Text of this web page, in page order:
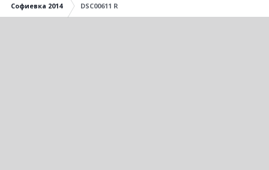
Софиевка 2014 DSC00611 R